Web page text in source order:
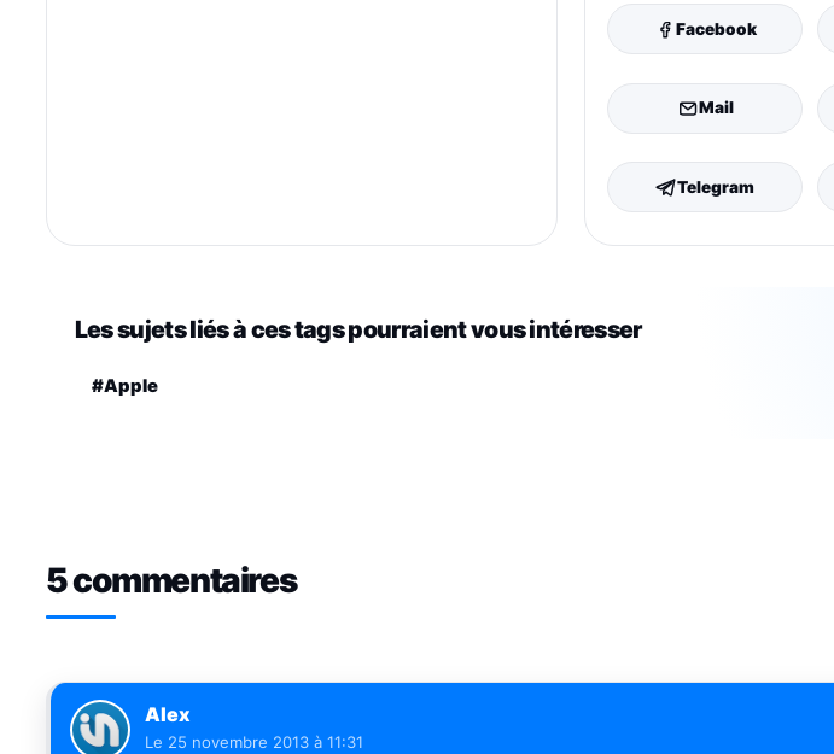
Facebook
Mail
Telegram
Les sujets liés à ces tags pourraient vous intéresser
#Apple
5 commentaires
Alex
Le 25 novembre 2013 à 11:31